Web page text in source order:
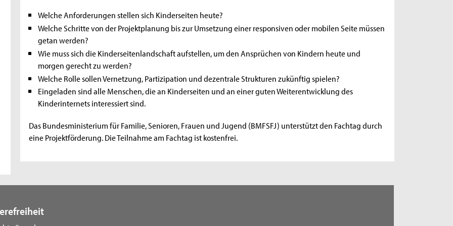
Welche Anforderungen stellen sich Kinderseiten heute?
Welche Schritte von der Projektplanung bis zur Umsetzung einer responsiven oder mobilen Seite müssen
getan werden?
Wie muss sich die Kinderseitenlandschaft aufstellen, um den Ansprüchen von Kindern heute und
morgen gerecht zu werden?
Welche Rolle sollen Vernetzung, Partizipation und dezentrale Strukturen zukünftig spielen?
Eingeladen sind alle Menschen, die an Kinderseiten und an einer guten Weiterentwicklung des
Kinderinternets interessiert sind.
Das Bundesministerium für Familie, Senioren, Frauen und Jugend (BMFSFJ) unterstützt den Fachtag durch
eine Projektförderung. Die Teilnahme am Fachtag ist kostenfrei.